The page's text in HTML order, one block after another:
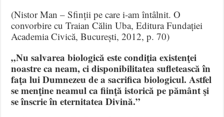
(Nistor Man – Sfinții pe care i-am întâlnit. O
convorbire cu Traian Călin Uba, Editura Fundației
Academia Civică, București, 2012, p. 70)
„Nu salvarea biologică este condiţia existenţei
noastre ca neam, ci disponibilitatea sufletească în
faţa lui Dumnezeu de a sacrifica biologicul. Astfel
se menţine neamul ca fiinţă istorică pe pământ şi
se înscrie în eternitatea Divină.”